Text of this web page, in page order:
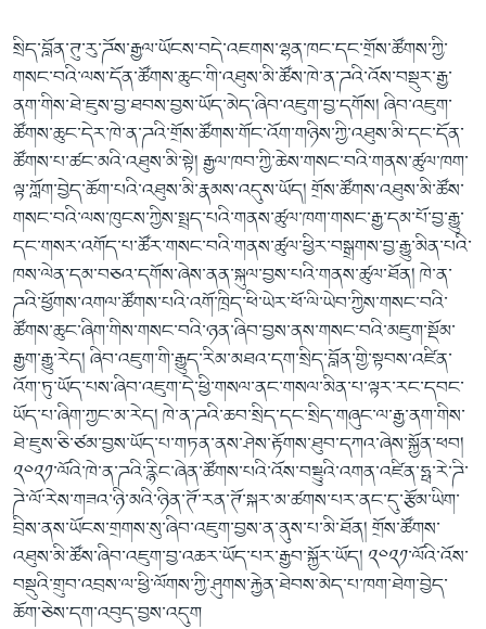
སྲིད་བློན་ཊུ་རུ་ཌོས་རྒྱལ་ཡོངས་བདེ་འཇགས་ལྷན་ཁང་དང་གྲོས་ཚོགས་ཀྱི་
གསང་བའི་ལས་དོན་ཚོགས་ཆུང་གི་འཐུས་མི་ཚོས་ཁེ་ན་ཌའི་འོས་བསྡུར་རྒྱ་
ནག་གིས་ཐེ་ཇུས་བྱ་ཐབས་བྱས་ཡོད་མེད་ཞིབ་འཇུག་བྱ་དགོས། ཞིབ་འཇུག་
ཚོགས་ཆུང་དེར་ཁེ་ན་ཌའི་གྲོས་ཚོགས་གོང་འོག་གཉིས་ཀྱི་འཐུས་མི་དང་དོན་
ཚོགས་པ་ཚང་མའི་འཐུས་མི་སྟེ། རྒྱལ་ཁབ་ཀྱི་ཆེས་གསང་བའི་གནས་ཚུལ་ཁག་
ལྟ་ཀློག་བྱེད་ཆོག་པའི་འཐུས་མི་རྣམས་འདུས་ཡོད། གྲོས་ཚོགས་འཐུས་མི་ཚོས་
གསང་བའི་ལས་ཁུངས་ཀྱིས་སྤྲད་པའི་གནས་ཚུལ་ཁག་གསང་རྒྱ་དམ་པོ་བྱ་རྒྱུ་
དང་གསར་འགོད་པ་ཚོར་གསང་བའི་གནས་ཚུལ་ཕྱིར་བསྒྲགས་བྱ་རྒྱུ་མིན་པའི་
ཁས་ལེན་དམ་བཅའ་དགོས་ཞེས་ནན་སྐུལ་བྱས་པའི་གནས་ཚུལ་ཐོན། ཁེ་ན་
ཌའི་ཕྱོགས་འགལ་ཚོགས་པའི་འགོ་ཁྲིད་ཕི་ཡེར་ཕོ་ལི་ཡེབ་ཀྱིས་གསང་བའི་
ཚོགས་ཆུང་ཞིག་གིས་གསང་བའི་ཉན་ཞིབ་བྱས་ནས་གསང་བའི་མཇུག་སྡོམ་
རྒྱག་རྒྱུ་རེད། ཞིབ་འཇུག་གི་རྒྱུད་རིམ་མཐའ་དག་སྲིད་བློན་གྱི་སྟབས་འཛིན་
འོག་ཏུ་ཡོད་པས་ཞིབ་འཇུག་དེ་ཕྱི་གསལ་ནང་གསལ་མིན་པ་ལྟར་རང་དབང་
ཡོད་པ་ཞིག་ཀྱང་མ་རེད། ཁེ་ན་ཌའི་ཆབ་སྲིད་དང་སྲིད་གཞུང་ལ་རྒྱ་ནག་གིས་
ཐེ་ཇུས་ཅི་ཙམ་བྱས་ཡོད་པ་གཏན་ནས་ཤེས་རྟོགས་ཐུབ་དཀའ་ཞེས་སྐྱོན་ཕབ།
༢༠༢༡་ལོའི་ཁེ་ན་ཌའི་རྙིང་ཞེན་ཚོགས་པའི་འོས་བསྡུུའི་འགན་འཛིན་ཧྥ་རེ་ཌི་
ཌེ་ལོ་རེས་གཟའ་ཉི་མའི་ཉིན་ཊོ་རན་ཊོ་སྐར་མ་ཚགས་པར་ནང་དུ་རྩོམ་ཡིག་
བྲིས་ནས་ཡོངས་གྲགས་སུ་ཞིབ་འཇུག་བྱས་ན་ནུས་པ་མི་ཐོན། གྲོས་ཚོགས་
འཐུས་མི་ཚོས་ཞིབ་འཇུག་བྱ་འཆར་ཡོད་པར་རྒྱབ་སྐྱོར་ཡོད། ༢༠༢༡་ལོའི་འོས་
བསྡུའི་གྲུབ་འབྲས་ལ་ཕྱི་ལོགས་ཀྱི་ཤུགས་རྐྱེན་ཐེབས་མེད་པ་ཁག་ཐེག་བྱེད་
ཆོག་ཅེས་དག་འབུད་བྱས་འདུག